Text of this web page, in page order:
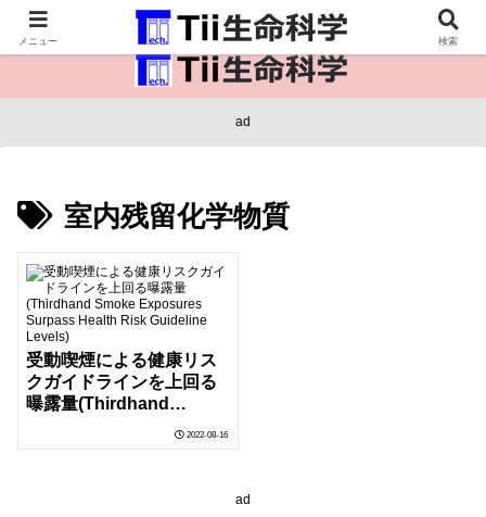
医療保健・生命・生物の情報インフラ。
ad
室内残留化学物質
受動喫煙による健康リス
クガイドラインを上回る
曝露量(Thirdhand
Smoke Exposures
Surpass Health Risk
2022-08-16
ad
メニュー 検索